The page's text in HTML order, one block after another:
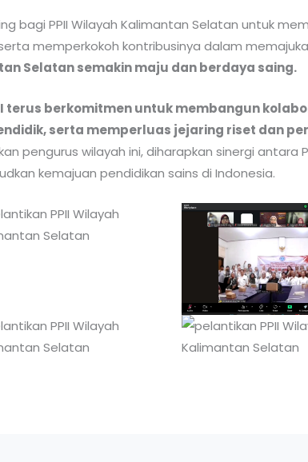
bagi PPII Wilayah Kalimantan Selatan untuk
memperkokoh kontribusinya dalam
Selatan semakin maju dan berdaya saing.
terus berkomitmen untuk membangun
serta memperluas jejaring riset dan
pengurus wilayah ini, diharapkan sinergi antara
kemajuan pendidikan sains di Indonesia.